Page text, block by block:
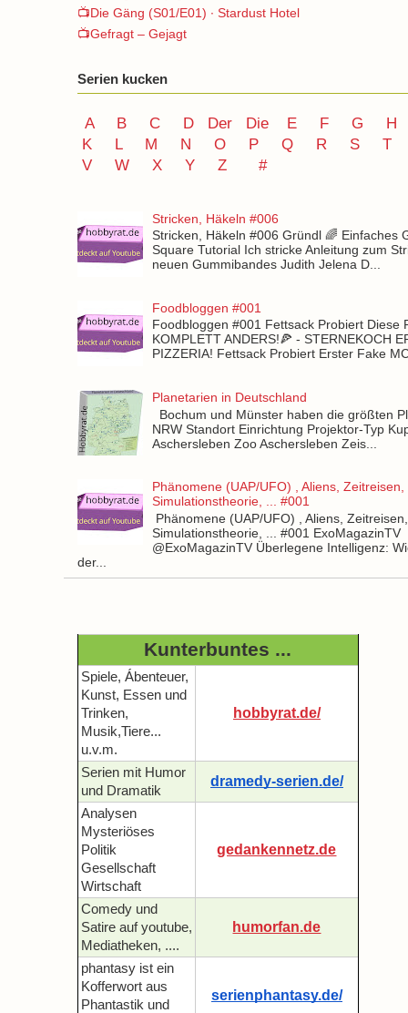
📺Die Gäng (S01/E01) ∙ Stardust Hotel
📺Gefragt – Gejagt
Serien kucken
A B C D Der Die E F G
H
K
L M N O P Q R S
T
V
W X Y Z #
Stricken, Häkeln #006
Stricken, Häkeln #006 Gründl 🌈 Einfaches
Square Tutorial Ich stricke Anleitung zum
neuen Gummibandes Judith Jelena D...
Foodbloggen #001
Foodbloggen #001 Fettsack Probiert Diese
KOMPLETT ANDERS!🍕 - STERNEKOCH
PIZZERIA! Fettsack Probiert Erster Fake
Planetarien in Deutschland
Bochum und Münster haben die größten
NRW Standort Einrichtung Projektor-Typ
Aschersleben Zoo Aschersleben Zeis...
Phänomene (UAP/UFO) , Aliens, Zeitreisen,
Simulationstheorie, ... #001
Phänomene (UAP/UFO) , Aliens, Zeitreisen,
Simulationstheorie, ... #001 ExoMagazinTV
@ExoMagazinTV Überlegene Intelligenz:
der...
Kunterbuntes ...
Spiele, Ábenteuer,
Kunst, Essen und
Trinken,
Musik,Tiere...
u.v.m.
hobbyrat.de/
Serien mit Humor
und Dramatik
dramedy-serien.de/
Analysen
Mysteriöses
Politik
Gesellschaft
Wirtschaft
gedankennetz.de
Comedy und
Satire auf youtube,
Mediatheken, ....
humorfan.de
phantasy ist ein
Kofferwort aus
Phantastik und
serienphantasy.de/